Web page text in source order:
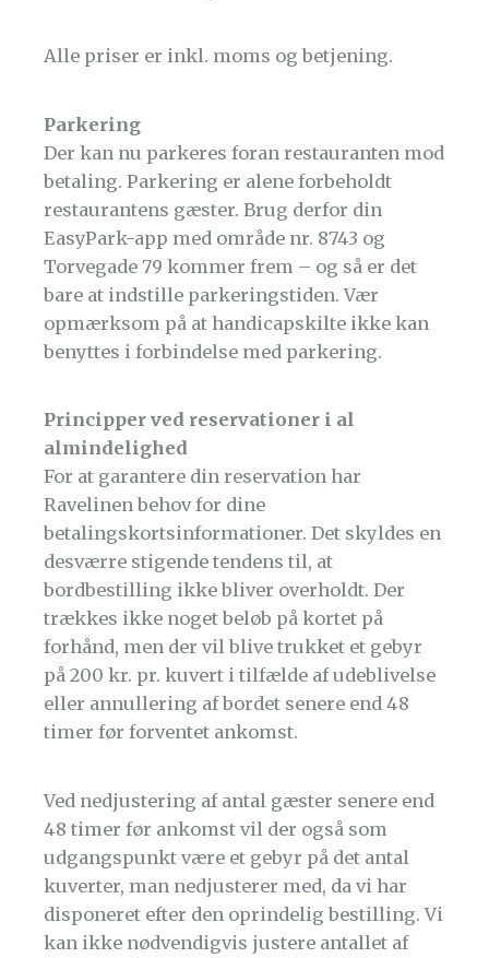
Alle priser er inkl. moms og betjening.
Parkering
Der kan nu parkeres foran restauranten mod
betaling. Parkering er alene forbeholdt
restaurantens gæster. Brug derfor din
EasyPark-app med område nr. 8743 og
Torvegade 79 kommer frem – og så er det
bare at indstille parkeringstiden. Vær
opmærksom på at handicapskilte ikke kan
benyttes i forbindelse med parkering.
Principper ved reservationer i al
almindelighed
For at garantere din reservation har
Ravelinen behov for dine
betalingskortsinformationer. Det skyldes en
desværre stigende tendens til, at
bordbestilling ikke bliver overholdt. Der
trækkes ikke noget beløb på kortet på
forhånd, men der vil blive trukket et gebyr
på 200 kr. pr. kuvert i tilfælde af udeblivelse
eller annullering af bordet senere end 48
timer før forventet ankomst.
Ved nedjustering af antal gæster senere end
48 timer før ankomst vil der også som
udgangspunkt være et gebyr på det antal
kuverter, man nedjusterer med, da vi har
disponeret efter den oprindelig bestilling. Vi
kan ikke nødvendigvis justere antallet af